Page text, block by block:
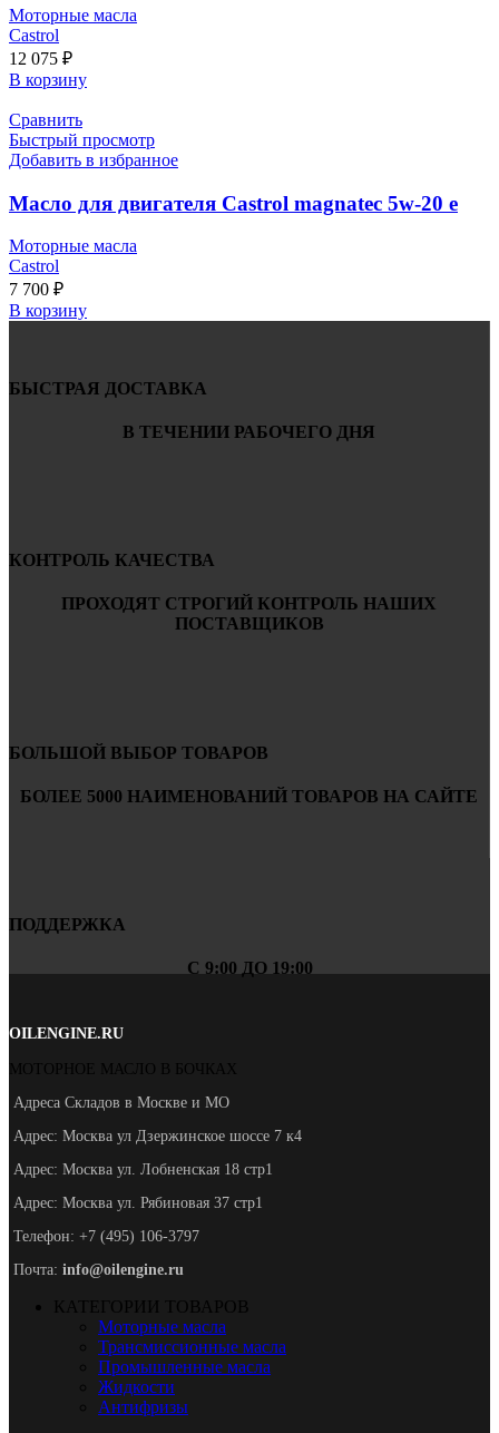
Моторные масла
Castrol
12 075 ₽
В корзину
Сравнить
Быстрый просмотр
Добавить в избранное
Масло для двигателя Castrol magnatec 5w-20 e
Моторные масла
Castrol
7 700 ₽
В корзину
БЫСТРАЯ ДОСТАВКА
В ТЕЧЕНИИ РАБОЧЕГО ДНЯ
КОНТРОЛЬ КАЧЕСТВА
ПРОХОДЯТ СТРОГИЙ КОНТРОЛЬ НАШИХ
ПОСТАВЩИКОВ
БОЛЬШОЙ ВЫБОР ТОВАРОВ
БОЛЕЕ 5000 НАИМЕНОВАНИЙ ТОВАРОВ НА САЙТЕ
ПОДДЕРЖКА
С 9:00 ДО 19:00
OILENGINE.RU
МОТОРНОЕ МАСЛО В БОЧКАХ
Адреса Складов в Москве и МО
Адрес: Москва ул Дзержинское шоссе 7 к4
Адрес: Москва ул. Лобненская 18 стр1
Адрес: Москва ул. Рябиновая 37 стр1
Телефон: +7 (495) 106-3797
Почта: info@oilengine.ru
КАТЕГОРИИ ТОВАРОВ
Моторные масла
Трансмиссионные масла
Промышленные масла
Жидкости
Антифризы